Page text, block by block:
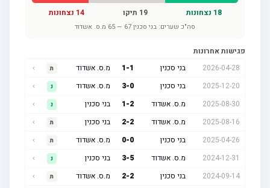
18נצחונות 19תיקו 14נצחונות
סה"כ שערים:בני סכנין 67
—
65 מ.ס. אשדוד
פגישות אחרונות
2026-04-28
בני סכנין 1 מ.ס. אשדוד
2025-12-20
בני סכנין 3- מ.ס. אשדוד
2025-08-30
מ.ס. אשדוד 1- בני סכנין
2025-08-16
מ.ס. אשדוד 2- בני סכנין
2025-04-26
בני סכנין 0- מ.ס. אשדוד
2024-12-31
מ.ס. אשדוד 3- בני סכנין
2024-09-14
בני סכנין 2- מ.ס. אשדוד